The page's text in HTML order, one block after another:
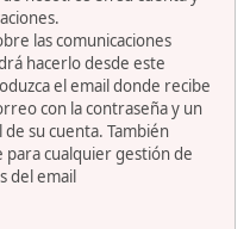
las comunicaciones
hacerlo desde este
el email donde recibe
con la contraseña y un
su cuenta. También
cualquier gestión de
del email